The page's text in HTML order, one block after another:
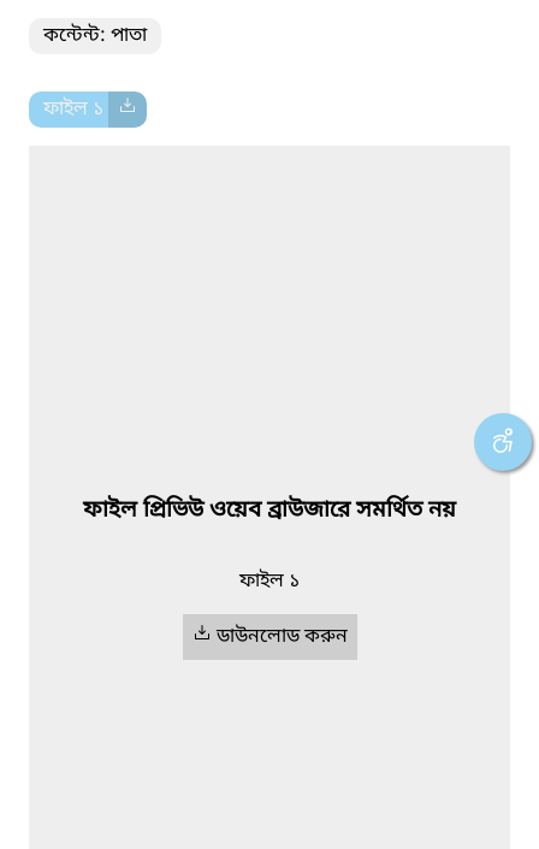
কন্টেন্ট: পাতা
ফাইল ১
ফাইল প্রিভিউ ওয়েব ব্রাউজারে সমর্থিত নয়
ফাইল ১
ডাউনলোড করুন